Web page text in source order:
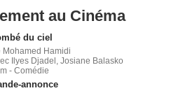
au Cinéma
du ciel
Mohamed Hamidi
Ilyes Djadel, Josiane Balasko
- Comédie
annonce